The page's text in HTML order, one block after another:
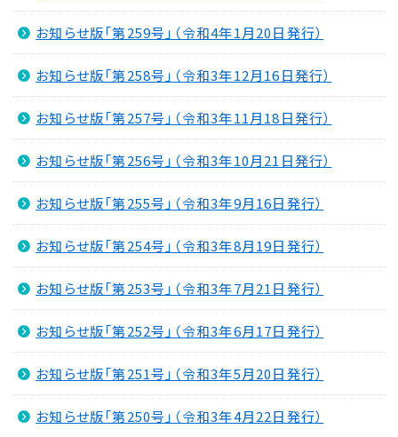
2022.11.22
令和４年度版「統計みなみさつま」
お知らせ版「第259号」（令和4年1月20日発行）
お知らせ版「第258号」（令和3年12月16日発行）
お知らせ版「第257号」（令和3年11月18日発行）
お知らせ版「第256号」（令和3年10月21日発行）
お知らせ版「第255号」（令和3年9月16日発行）
お知らせ版「第254号」（令和3年8月19日発行）
お知らせ版「第253号」（令和3年7月21日発行）
お知らせ版「第252号」（令和3年6月17日発行）
お知らせ版「第251号」（令和3年5月20日発行）
お知らせ版「第250号」（令和3年4月22日発行）